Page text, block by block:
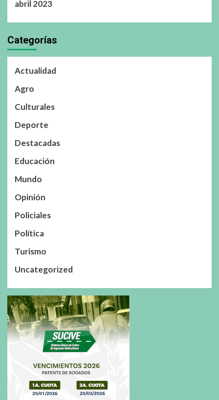
abril 2023
Categorías
Actualidad
Agro
Culturales
Deporte
Destacadas
Educación
Mundo
Opinión
Policiales
Política
Turismo
Uncategorized